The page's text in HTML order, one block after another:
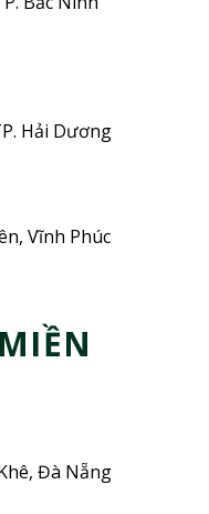
Hải Dương
Vĩnh Phúc
Đà Nẵng